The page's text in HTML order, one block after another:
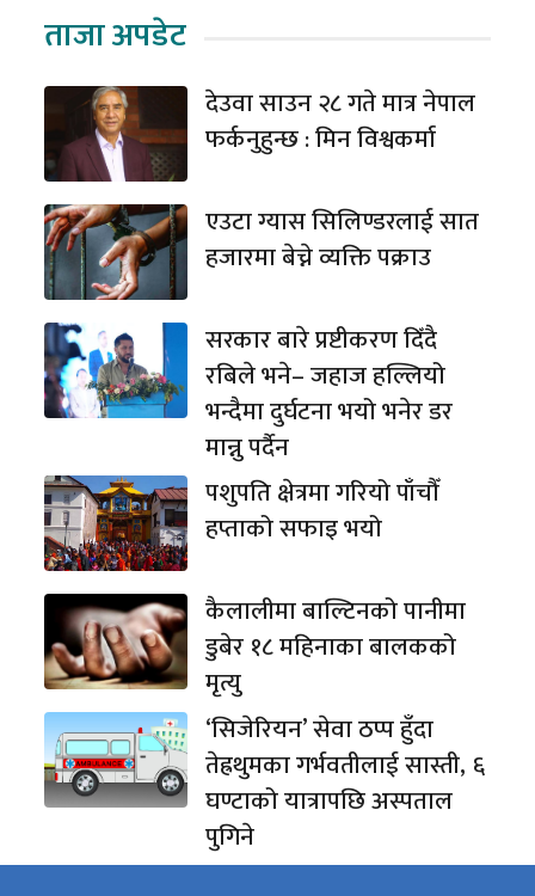
ताजा अपडेट
देउवा साउन २८ गते मात्र नेपाल
फर्कनुहुन्छ : मिन विश्वकर्मा
एउटा ग्यास सिलिण्डरलाई सात
हजारमा बेच्ने व्यक्ति पक्राउ
सरकार बारे प्रष्टीकरण दिँदै
रबिले भने– जहाज हल्लियो
भन्दैमा दुर्घटना भयो भनेर डर
मान्नु पर्दैन
पशुपति क्षेत्रमा गरियो पाँचौँ
हप्ताको सफाइ भयो
कैलालीमा बाल्टिनको पानीमा
डुबेर १८ महिनाका बालकको
मृत्यु
‘सिजेरियन’ सेवा ठप्प हुँदा
तेह्रथुमका गर्भवतीलाई सास्ती, ६
घण्टाको यात्रापछि अस्पताल
पुगिने